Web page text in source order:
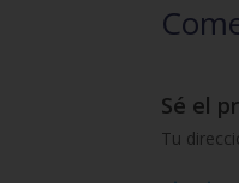
Sé el
Tu